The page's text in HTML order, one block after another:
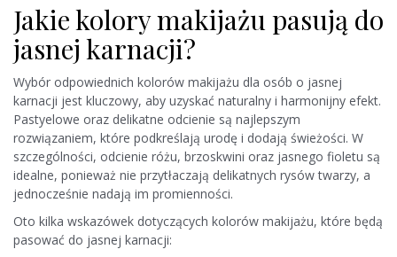
Jakie kolory makijażu pasują do
jasnej karnacji?
Wybór odpowiednich kolorów makijażu dla osób o jasnej
karnacji jest kluczowy, aby uzyskać naturalny i harmonijny efekt.
Pastyelowe oraz delikatne odcienie są najlepszym
rozwiązaniem, które podkreślają urodę i dodają świeżości. W
szczególności, odcienie różu, brzoskwini oraz jasnego fioletu są
idealne, ponieważ nie przytłaczają delikatnych rysów twarzy, a
jednocześnie nadają im promienności.
Oto kilka wskazówek dotyczących kolorów makijażu, które będą
pasować do jasnej karnacji: